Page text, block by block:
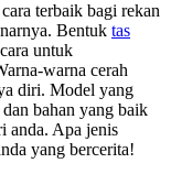
terbaik bagi rekan
Bentuk tas
untuk
warna cerah
diri. Model yang
bahan yang baik
anda. Apa jenis
yang bercerita!